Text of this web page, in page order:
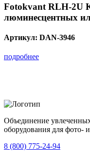
Fotokvant RLH-2U
люминесцентных
Артикул: DAN-3946
подробнее
Объединение
оборудования для фото-
8 (800) 775-24-94